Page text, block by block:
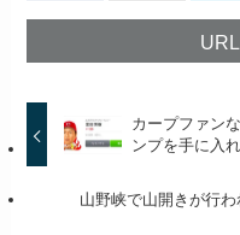
カープファン
ンプを手に入
山野峡で山開きが行わ